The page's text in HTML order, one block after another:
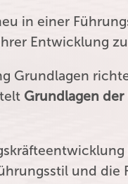
in einer
Entwicklung
Grundlagen
Grundlagen
und die